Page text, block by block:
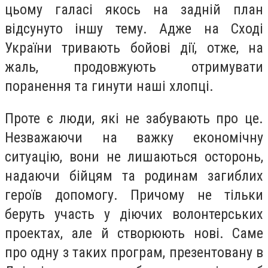
цьому галасі якось на задній план
відсунуто іншу тему. Адже на Сході
України тривають бойові дії, отже, на
жаль, продовжують отримувати
поранення та гинути наші хлопці.
Проте є люди, які не забувають про це.
Незважаючи на важку економічну
ситуацію, вони не лишаються осторонь,
надаючи бійцям та родинам загиблих
героїв допомогу. Причому не тільки
беруть участь у діючих волонтерських
проектах, але й створюють нові. Саме
про одну з таких програм, презентовану в